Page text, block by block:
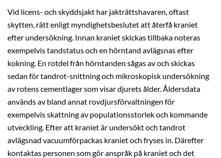
Vid licens- och skyddsjakt har jakträttshavaren, oftast
skytten, rätt enligt myndighetsbeslutet att återfå kraniet
efter undersökning. Innan kraniet skickas tillbaka noteras
exempelvis tandstatus och en hörntand avlägsnas efter
kokning. En rotdel från hörntanden sågas av och skickas
sedan för tandrot-snittning och mikroskopisk undersökning
av rotens cementlager som visar djurets ålder. Åldersdata
används av bland annat rovdjursförvaltningen för
exempelvis skattning av populationsstorlek och kommande
utveckling. Efter att kraniet är undersökt och tandrot
avlägsnad vacuumförpackas kraniet och fryses in. Därefter
kontaktas personen som gör anspråk på kraniet och det